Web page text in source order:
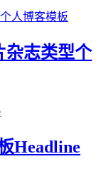
杂志类型个
Headline